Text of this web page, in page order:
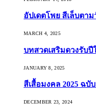
อัปเดตโพย สีเล็บตาม
MARCH 4, 2025
บทสวดเสริมดวงรับ
JANUARY 8, 2025
สีเสื้อมงคล 2025 ฉบั
DECEMBER 23, 2024